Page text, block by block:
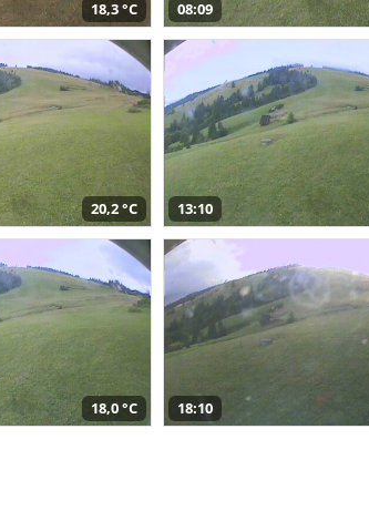
18,3 °C 08:09
20,2 °C 13:10
18,0 °C 18:10